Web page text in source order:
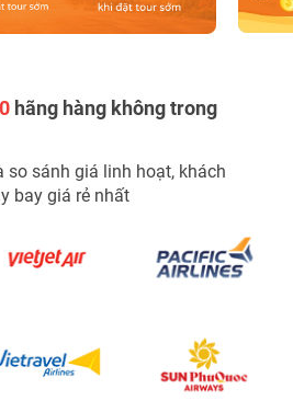
hãng hàng không trong
so sánh giá linh hoạt, khách
bay giá rẻ nhất